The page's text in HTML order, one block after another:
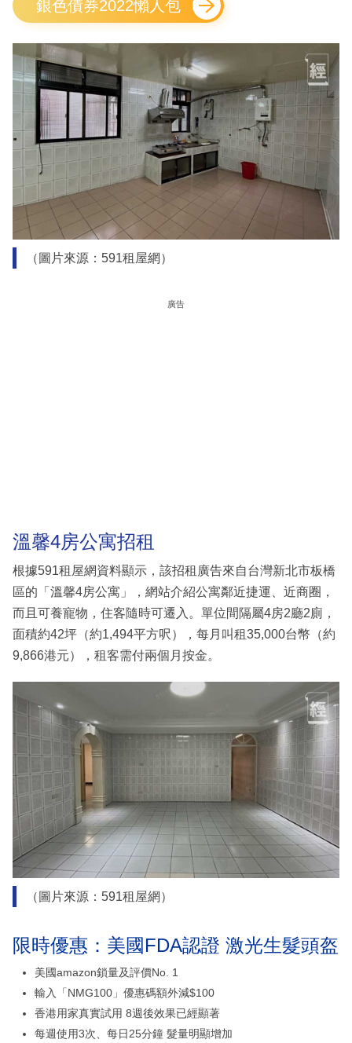
銀色債券2022懶人包
（圖片來源：591租屋網）
廣告
溫馨4房公寓招租
根據591租屋網資料顯示，該招租廣告來自台灣新北市板橋
區的「溫馨4房公寓」，網站介紹公寓鄰近捷運、近商圈，
而且可養寵物，住客隨時可遷入。單位間隔屬4房2廳2廁，
面積約42坪（約1,494平方呎），每月叫租35,000台幣（約
9,866港元），租客需付兩個月按金。
（圖片來源：591租屋網）
限時優惠：美國FDA認證 激光生髮頭盔
美國amazon鎖量及評價No. 1
輸入「NMG100」優惠碼額外減$100
香港用家真實試用 8週後效果已經顯著
每週使用3次、每日25分鐘 髮量明顯增加